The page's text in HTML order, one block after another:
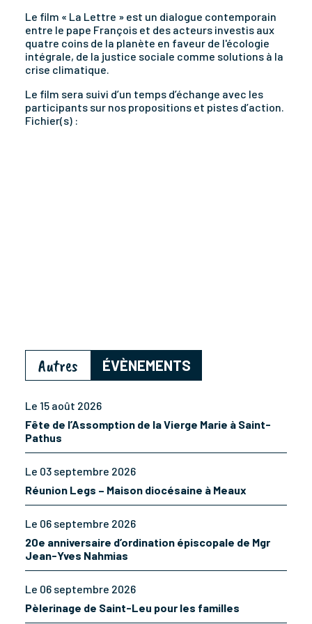
Le film « La Lettre » est un dialogue contemporain
entre le pape François et des acteurs investis aux
quatre coins de la planète en faveur de l'écologie
intégrale, de la justice sociale comme solutions à la
crise climatique.
Le film sera suivi d’un temps d’échange avec les
participants sur nos propositions et pistes d’action.
Fichier(s) :
Autres ÉVÈNEMENTS
Le 15 août 2026
Fête de l’Assomption de la Vierge Marie à Saint-
Pathus
Le 03 septembre 2026
Réunion Legs – Maison diocésaine à Meaux
Le 06 septembre 2026
20e anniversaire d’ordination épiscopale de Mgr
Jean-Yves Nahmias
Le 06 septembre 2026
Pèlerinage de Saint-Leu pour les familles